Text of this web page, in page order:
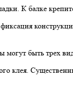
К балке
могут быть трех
клея.